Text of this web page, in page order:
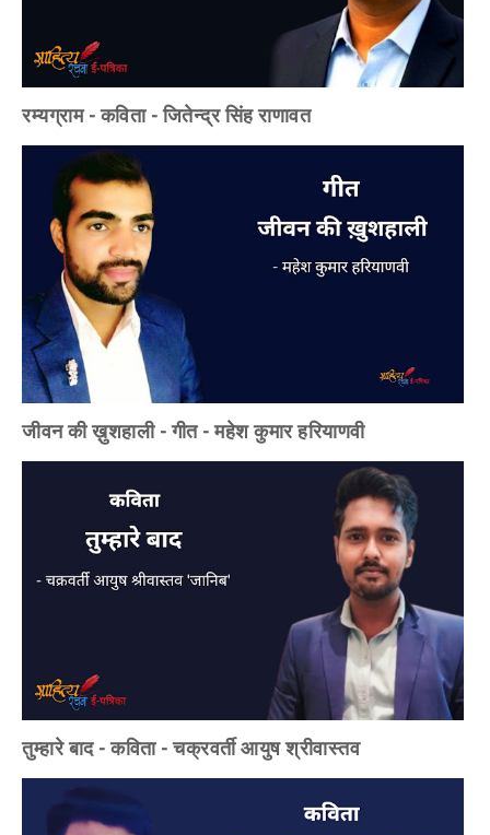
रम्यग्राम - कविता - जितेन्द्र सिंह राणावत
जीवन की ख़ुशहाली - गीत - महेश कुमार हरियाणवी
तुम्हारे बाद - कविता - चक्रवर्ती आयुष श्रीवास्तव